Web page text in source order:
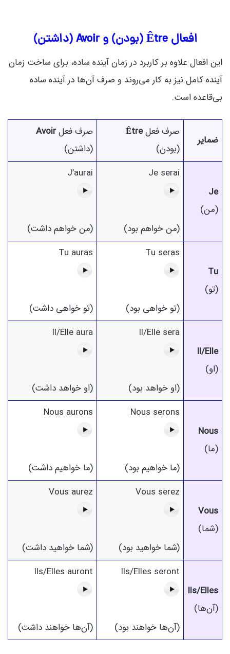
افعال Être (بودن) و Avoir (داشتن)
این افعال علاوه بر کاربرد در زمان آینده ساده، برای ساخت زمان
آینده کامل نیز به کار می‌روند و صرف آن‌ها در آینده ساده
بی‌قاعده است.
ضمایر
صرف فعلÊtre
(بودن)
صرف فعلAvoir
(داشتن)
Je
(من)
Je serai
(من خواهم بود)
J’aurai
(من خواهم داشت)
Tu
(تو)
Tu seras
(تو خواهی بود)
Tu auras
(تو خواهی داشت)
Il/Elle
(او)
Il/Elle sera
(او خواهد بود)
Il/Elle aura
(او خواهد داشت)
Nous
(ما)
Nous serons
(ما خواهیم بود)
Nous aurons
(ما خواهیم داشت)
Vous
(شما)
Vous serez
(شما خواهید بود)
Vous aurez
(شما خواهید داشت)
Ils/Elles
(آن‌ها)
Ils/Elles seront
(آن‌ها خواهند بود)
Ils/Elles auront
(آن‌ها خواهند داشت)